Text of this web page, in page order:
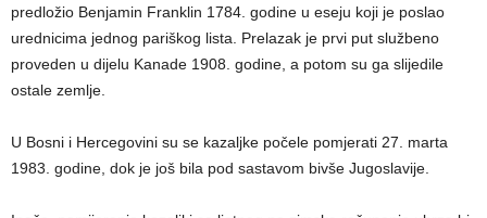
predložio Benjamin Franklin 1784. godine u eseju koji je poslao
urednicima jednog pariškog lista. Prelazak je prvi put službeno
proveden u dijelu Kanade 1908. godine, a potom su ga slijedile
ostale zemlje.
U Bosni i Hercegovini su se kazaljke počele pomjerati 27. marta
1983. godine, dok je još bila pod sastavom bivše Jugoslavije.